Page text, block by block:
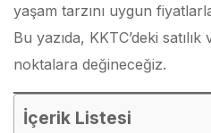
yaşam tarzını uygun
Bu yazıda, KKTC’deki
noktalara değineceğiz.
İçerik Listesi